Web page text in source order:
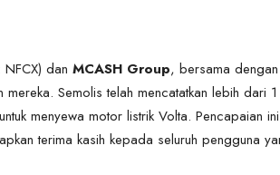
NFCX) dan MCASH Group, bersama
Semolis telah mencatatkan lebih dari
menyewa motor listrik Volta. Pencapaian
terima kasih kepada seluruh pengguna